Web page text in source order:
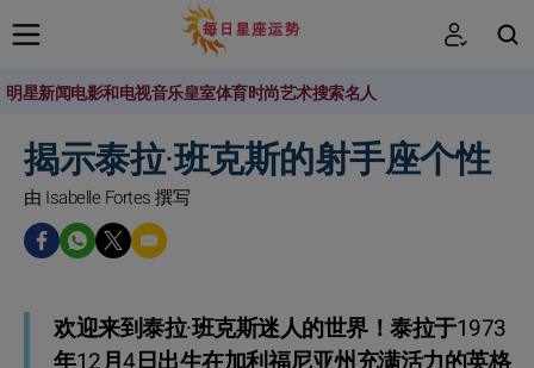
明星新闻电影和电视音乐皇室体育时尚艺术搜索名人
搜索
揭示泰拉·班克斯的射手座个性
由 Isabelle Fortes 撰写
欢迎来到泰拉·班克斯迷人的世界！泰拉于1973